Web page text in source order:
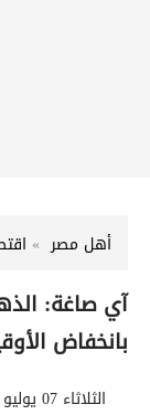
أهل مصر
بانخفاض
الثلاثاء 07 يوليو 2026 | 01:19 مساءً